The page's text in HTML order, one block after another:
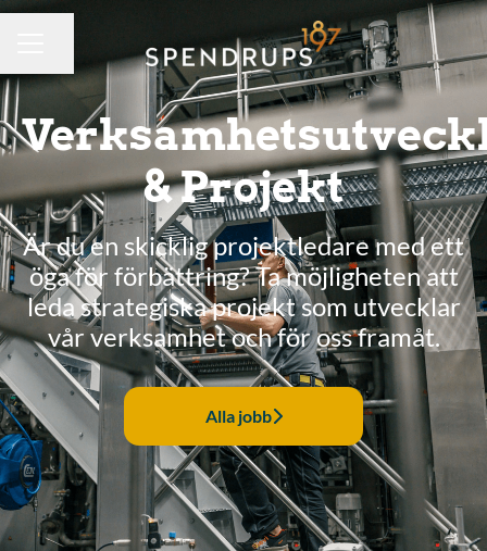
KARRIÄRMENY
& Projekt
Är du en skicklig projektledare med ett
öga för förbättring? Ta möjligheten att
leda strategiska projekt som utvecklar
vår verksamhet och för oss framåt.
Alla jobb